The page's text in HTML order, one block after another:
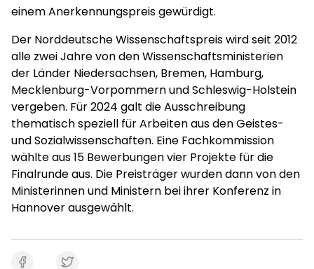
einem Anerkennungspreis gewürdigt.
Der Norddeutsche Wissenschaftspreis wird seit 2012
alle zwei Jahre von den Wissenschaftsministerien
der Länder Niedersachsen, Bremen, Hamburg,
Mecklenburg-Vorpommern und Schleswig-Holstein
vergeben. Für 2024 galt die Ausschreibung
thematisch speziell für Arbeiten aus den Geistes-
und Sozialwissenschaften. Eine Fachkommission
wählte aus 15 Bewerbungen vier Projekte für die
Finalrunde aus. Die Preisträger wurden dann von den
Ministerinnen und Ministern bei ihrer Konferenz in
Hannover ausgewählt.